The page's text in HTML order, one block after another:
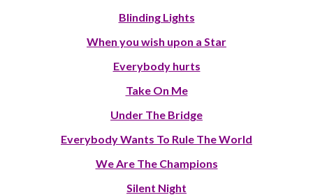
Blinding Lights
When you wish upon a Star
Everybody hurts
Take On Me
Under The Bridge
Everybody Wants To Rule The World
We Are The Champions
Silent Night